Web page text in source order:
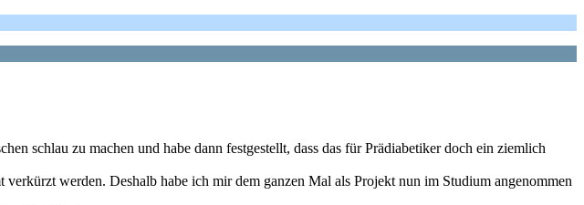
schlau zu machen und habe dann festgestellt, dass das für Prädiabetiker doch ein ziemlich
werden. Deshalb habe ich mir dem ganzen Mal als Projekt nun im Studium angenommen